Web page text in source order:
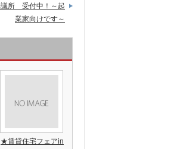
議所 受付中！～起
業家向けです～
★賃貸住宅フェアin